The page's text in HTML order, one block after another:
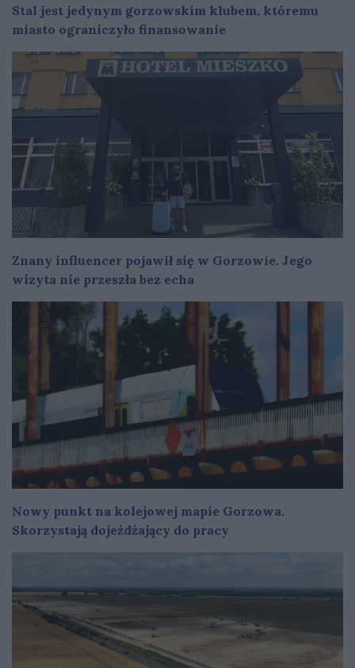
Stal jest jedynym gorzowskim klubem, któremu
miasto ograniczyło finansowanie
Znany influencer pojawił się w Gorzowie. Jego
wizyta nie przeszła bez echa
Nowy punkt na kolejowej mapie Gorzowa.
Skorzystają dojeżdżający do pracy